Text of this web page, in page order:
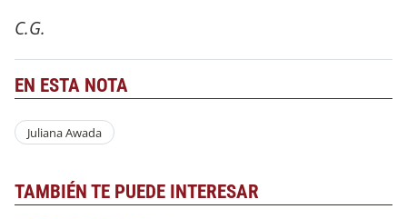
C.G.
EN ESTA NOTA
Juliana Awada
TAMBIÉN TE PUEDE INTERESAR